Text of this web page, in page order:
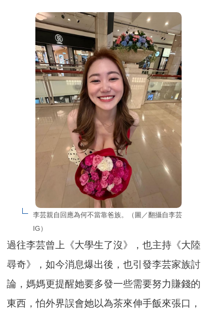
李芸親自回應為何不當靠爸族。（圖／翻攝自李芸
IG）
過往李芸曾上《大學生了沒》，也主持《大陸
尋奇》，如今消息爆出後，也引發李芸家族討
論，媽媽更提醒她要多發一些需要努力賺錢的
東西，怕外界誤會她以為茶來伸手飯來張口，